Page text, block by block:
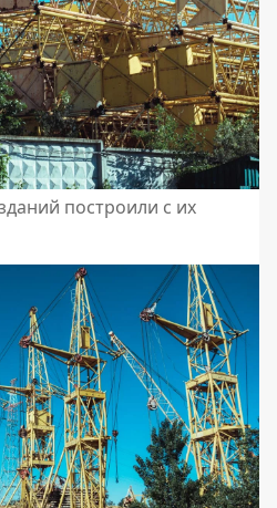
построили с их